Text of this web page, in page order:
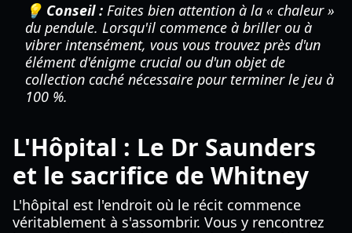
💡 Conseil : Faites bien attention à la « chaleur »
du pendule. Lorsqu'il commence à briller ou à
vibrer intensément, vous vous trouvez près d'un
élément d'énigme crucial ou d'un objet de
collection caché nécessaire pour terminer le jeu à
100 %.
L'Hôpital : Le Dr Saunders
et le sacrifice de Whitney
L'hôpital est l'endroit où le récit commence
véritablement à s'assombrir. Vous y rencontrez